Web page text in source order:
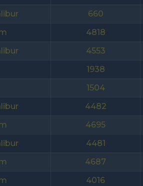
660
4818
4553
1938
1504
4482
4695
4481
4687
4016